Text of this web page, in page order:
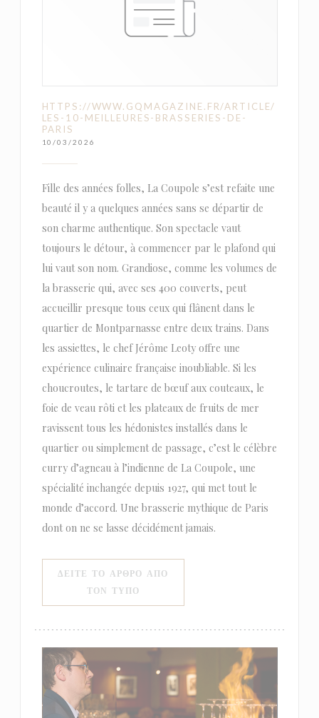
HTTPS://WWW.GQMAGAZINE.FR/ARTICLE/
LES-10-MEILLEURES-BRASSERIES-DE-
PARIS
10/03/2026
Fille des années folles, La Coupole s’est refaite une
beauté il y a quelques années sans se départir de
son charme authentique. Son spectacle vaut
toujours le détour, à commencer par le plafond qui
lui vaut son nom. Grandiose, comme les volumes de
la brasserie qui, avec ses 400 couverts, peut
accueillir presque tous ceux qui flânent dans le
quartier de Montparnasse entre deux trains. Dans
les assiettes, le chef Jérôme Leoty offre une
expérience culinaire française inoubliable. Si les
choucroutes, le tartare de bœuf aux couteaux, le
foie de veau rôti et les plateaux de fruits de mer
ravissent tous les hédonistes installés dans le
quartier ou simplement de passage, c’est le célèbre
curry d’agneau à l’indienne de La Coupole, une
spécialité inchangée depuis 1927, qui met tout le
monde d’accord. Une brasserie mythique de Paris
dont on ne se lasse décidément jamais.
ΔΕΊΤΕ ΤΟ ΆΡΘΡΟ ΑΠΌ
ΤΟΝ ΤΎΠΟ((ΑΝΟΊΓΕΙ ΣΕ ΝΈΟ ΠΑΡΆΘΥΡΟ))